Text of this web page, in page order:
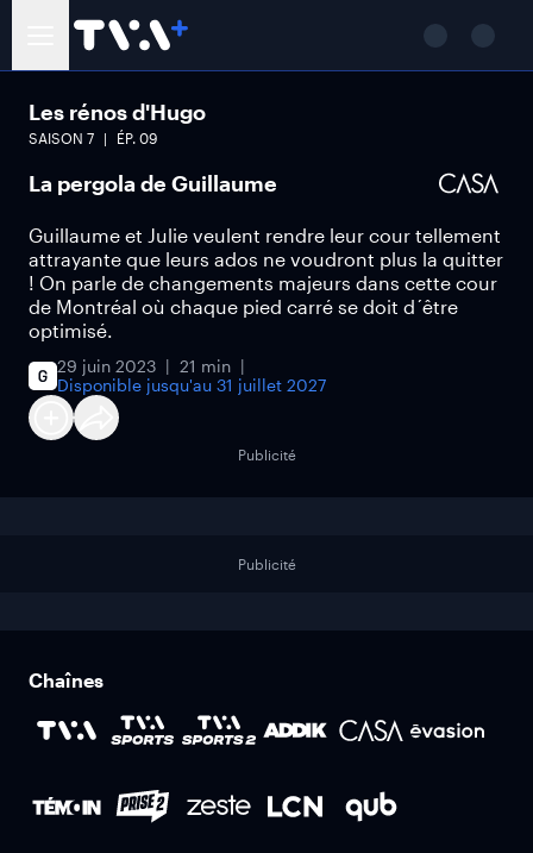
Les rénos d'Hugo
SAISON 7 ÉP. 09
La pergola de Guillaume
Guillaume et Julie veulent rendre leur cour tellement
attrayante que leurs ados ne voudront plus la quitter
! On parle de changements majeurs dans cette cour
de Montréal où chaque pied carré se doit d´être
optimisé.
29 juin 2023
21 min
Disponible jusqu'au 31 juillet 2027
Publicité
Publicité
Chaînes